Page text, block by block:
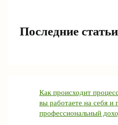
Последние статьи
Как происходит
вы работаете на себя и
профессиональный